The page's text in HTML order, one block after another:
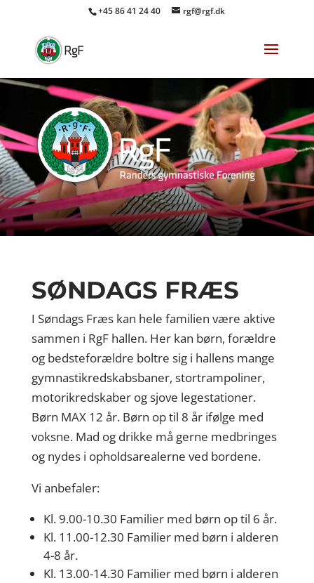
+45 86 41 24 40 rgf@rgf.dk
SØNDAGS FRÆS
I Søndags Fræs kan hele familien være aktive
sammen i RgF hallen. Her kan børn, forældre
og bedsteforældre boltre sig i hallens mange
gymnastikredskabsbaner, stortrampoliner,
motorikredskaber og sjove legestationer.
Børn MAX 12 år. Børn op til 8 år ifølge med
voksne. Mad og drikke må gerne medbringes
og nydes i opholdsarealerne ved bordene.
Vi anbefaler:
Kl. 9.00-10.30 Familier med børn op til 6 år.
Kl. 11.00-12.30 Familier med børn i alderen
4-8 år.
Kl. 13.00-14.30 Familier med børn i alderen